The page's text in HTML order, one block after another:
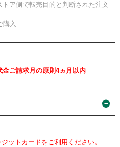
ア側で転売目的と判断された注文
購入
ご請求月の原則4ヵ月以内
ットカードをご利用ください。